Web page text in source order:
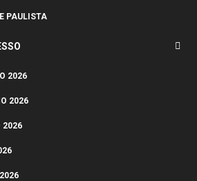
PAULISTA
2026
2026
2026